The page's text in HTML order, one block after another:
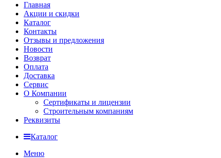
Главная
Акции и скидки
Каталог
Контакты
Отзывы и предложения
Новости
Возврат
Оплата
Доставка
Сервис
О Компании
Сертификаты и лицензии
Строительным компаниям
Реквизиты
Каталог
Меню